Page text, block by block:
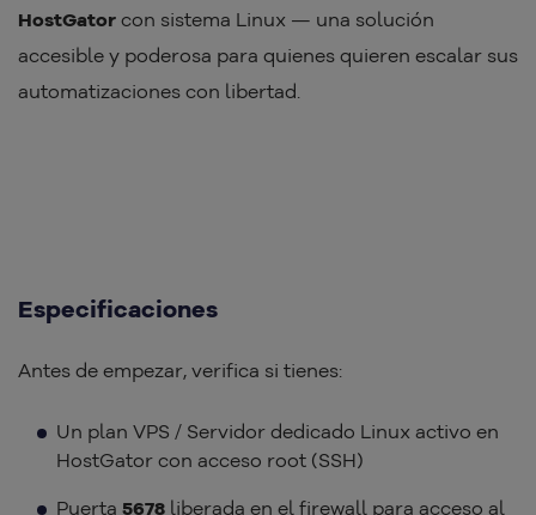
HostGator con sistema Linux — una solución
accesible y poderosa para quienes quieren escalar sus
automatizaciones con libertad.
Especificaciones
Antes de empezar, verifica si tienes:
Un plan VPS / Servidor dedicado Linux activo en
HostGator con acceso root (SSH)
Puerta 5678 liberada en el firewall para acceso al